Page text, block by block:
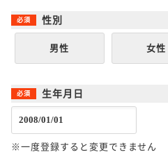
性別
男性 女性
生年月日
※一度登録すると変更できません